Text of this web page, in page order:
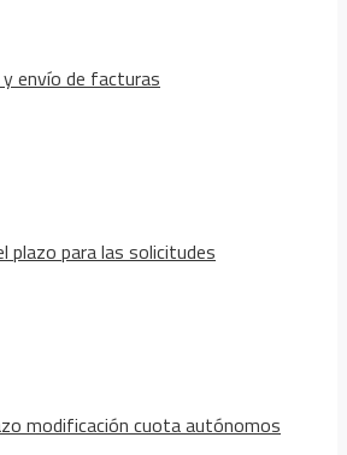
envío de facturas
plazo para las solicitudes
modificación cuota autónomos